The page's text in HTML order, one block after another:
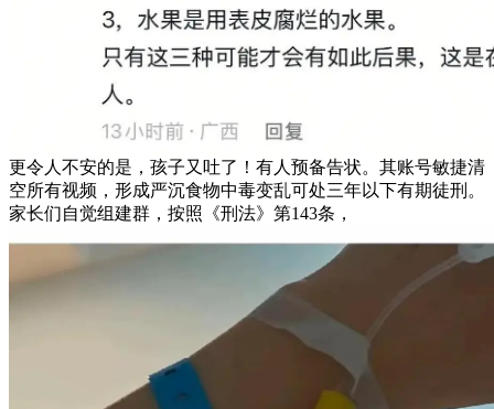
更令人不安的是，孩子又吐了！有人预备告状。其账号敏捷清
空所有视频，形成严沉食物中毒变乱可处三年以下有期徒刑。
家长们自觉组建群，按照《刑法》第143条，